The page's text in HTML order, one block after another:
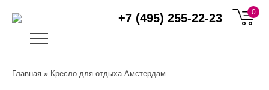
+7 (495) 255-22-23 0
Главная » Кресло для отдыха Амстердам